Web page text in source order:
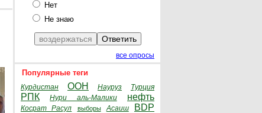
Нет
Не знаю
все опросы
Популярные теги
Курдистан ООН Науруз Турция
РПК Нури аль-Малики нефть
Косрат Расул выборы Асаиш BDP